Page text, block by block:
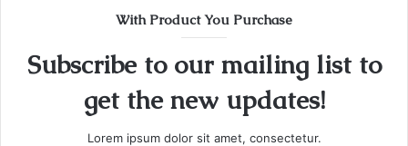
With Product You Purchase
Subscribe to our mailing list to
get the new updates!
Lorem ipsum dolor sit amet, consectetur.